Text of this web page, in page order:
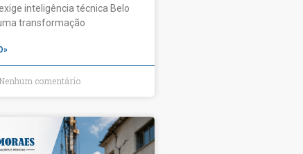
inteligência técnica Belo
transformação
Nenhum comentário